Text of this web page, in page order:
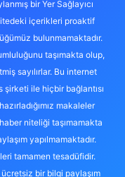
bir Yer Sağlayıcı
içerikleri proaktif
bulunmamaktadır.
taşımakta olup,
sayılırlar. Bu internet
ile hiçbir bağlantısı
makaleler
niteliği taşımamakta
yapılmamaktadır.
tamamen tesadüfidir.
bir bilgi paylaşım